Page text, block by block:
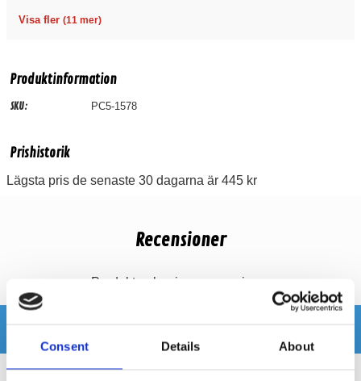
Consent Details About
Visa fler (11 mer)
Produktinformation
SKU: PC5-1578
Prishistorik
Lägsta pris de senaste 30 dagarna är 445 kr
Recensioner
Produkten har inga recensioner